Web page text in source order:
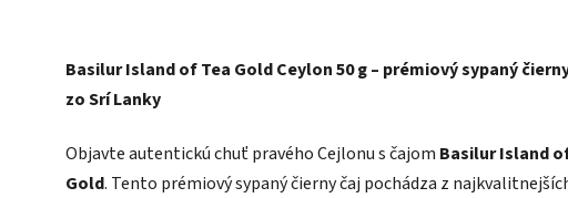
Basilur Island of Tea Gold Ceylon 50 g – prémiový sypaný
zo Srí Lanky
Objavte autentickú chuť pravého Cejlonu s čajom Basilur Island
Gold. Tento prémiový sypaný čierny čaj pochádza z